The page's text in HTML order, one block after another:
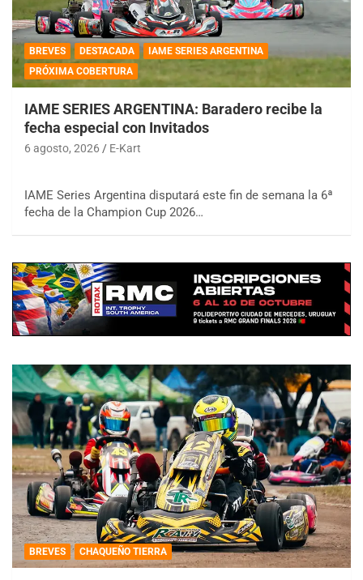
BREVES DESTACADA
IAME SERIES ARGENTINA
PRÓXIMA COBERTURA
IAME SERIES ARGENTINA: Baradero recibe la
fecha especial con Invitados
6 agosto, 2026 E-Kart
IAME Series Argentina disputará este fin de semana la 6ª
fecha de la Champion Cup 2026…
BREVES CHAQUEÑO TIERRA